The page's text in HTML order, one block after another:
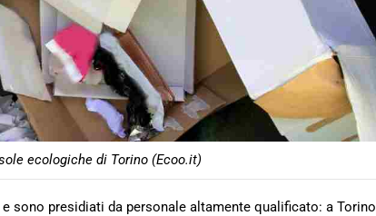
ecologiche di Torino (Ecoo.it)
sono presidiati da personale altamente qualificato: a Torino